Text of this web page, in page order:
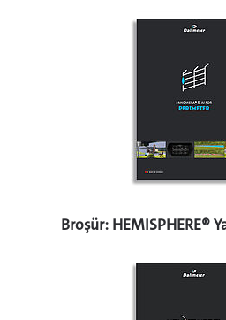
Broşür: HEMISPHERE®